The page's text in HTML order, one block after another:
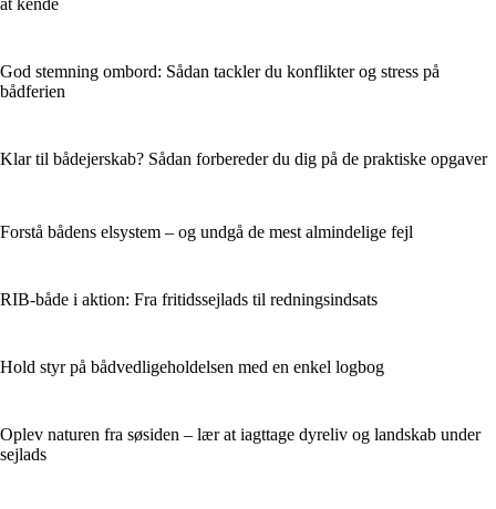
at kende
God stemning ombord: Sådan tackler du konflikter og stress på
bådferien
Klar til bådejerskab? Sådan forbereder du dig på de praktiske opgaver
Forstå bådens elsystem – og undgå de mest almindelige fejl
RIB-både i aktion: Fra fritidssejlads til redningsindsats
Hold styr på bådvedligeholdelsen med en enkel logbog
Oplev naturen fra søsiden – lær at iagttage dyreliv og landskab under
sejlads